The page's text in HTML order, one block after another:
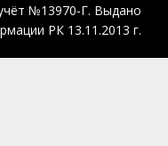
№13970-Г. Выдано
РК 13.11.2013 г.